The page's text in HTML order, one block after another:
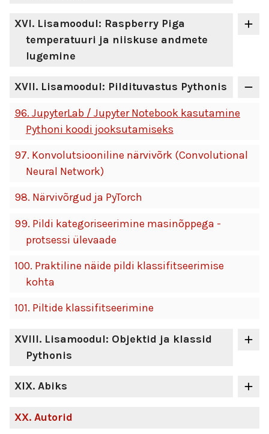
XVI. Lisamoodul: Raspberry Piga
temperatuuri ja niiskuse andmete
lugemine
XVII. Lisamoodul: Pildituvastus Pythonis
96. JupyterLab / Jupyter Notebook kasutamine
Pythoni koodi jooksutamiseks
97. Konvolutsiooniline närvivõrk (Convolutional
Neural Network)
98. Närvivõrgud ja PyTorch
99. Pildi kategoriseerimine masinõppega -
protsessi ülevaade
100. Praktiline näide pildi klassifitseerimise
kohta
101. Piltide klassifitseerimine
XVIII. Lisamoodul: Objektid ja klassid
Pythonis
XIX. Abiks
XX. Autorid